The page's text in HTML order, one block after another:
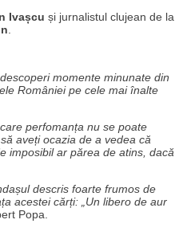
Ivașcu și jurnalistul clujean de la
momente minunate din
României pe cele mai înalte
perfomanța nu se poate
aveți ocazia de a vedea că
imposibil ar părea de atins, dacă
descris foarte frumos de
acestei cărți: „Un libero de aur
Popa.